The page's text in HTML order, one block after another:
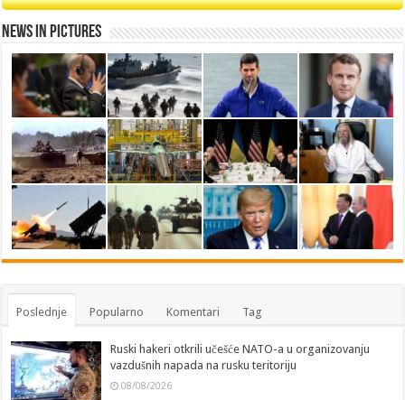
News in Pictures
Poslednje Popularno Komentari Tag
Ruski hakeri otkrili učešće NATO-a u organizovanju
vazdušnih napada na rusku teritoriju
08/08/2026